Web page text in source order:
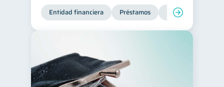
Entidad financiera Préstamos Productos